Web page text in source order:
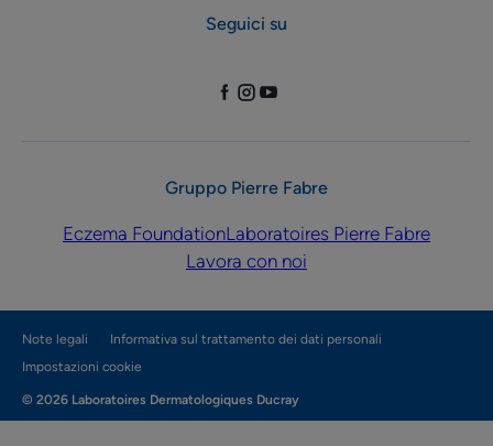
Seguici su
Gruppo Pierre Fabre
Eczema FoundationLaboratoires Pierre Fabre
Lavora con noi
Note legali
Informativa sul trattamento dei dati personali
Impostazioni cookie
© 2026 Laboratoires Dermatologiques Ducray